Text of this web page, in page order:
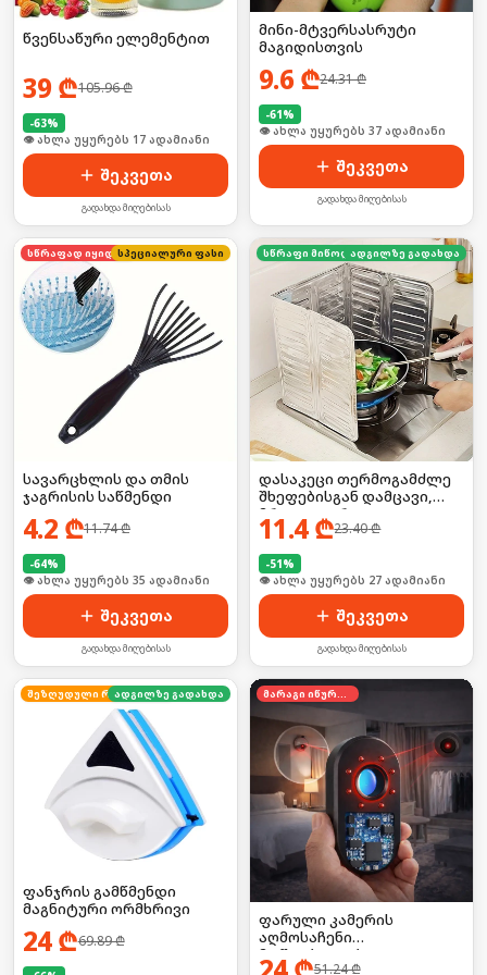
წვენსაწური ელემენტით
39 ₾105.96₾
-63%
🛒 ბოლო 24სთ-ში იყიდა 27-მა
შეკვეთა
გადახდა მიღებისას
მინი-მტვერსასრუტი
მაგიდისთვის
9.6 ₾24.31₾
-61%
🛒 ბოლო 24სთ-ში იყიდა 8-მა
შეკვეთა
გადახდა მიღებისას
სწრაფად იყიდება
სპეციალური ფასი
სავარცხლის და თმის
ჯაგრისის საწმენდი
4.2 ₾11.74₾
-64%
🛒 ბოლო 24სთ-ში იყიდა 53-მა
შეკვეთა
გადახდა მიღებისას
სწრაფი მიწოდება
ადგილზე გადახდა
დასაკეცი თერმოგამძლე
შხეფებისგან დამცავი,
მრავალჯერადი
11.4₾23.40₾
-51%
🛒 ბოლო 24სთ-ში იყიდა 35-მა
შეკვეთა
გადახდა მიღებისას
შეზღუდული რაოდენობა
ადგილზე გადახდა
ფანჯრის გამწმენდი
მაგნიტური ორმხრივი
24₾69.89₾
მარაგი იწურება
ფარული კამერის
აღმოსაჩენი
მოწყობილობა
51.24₾